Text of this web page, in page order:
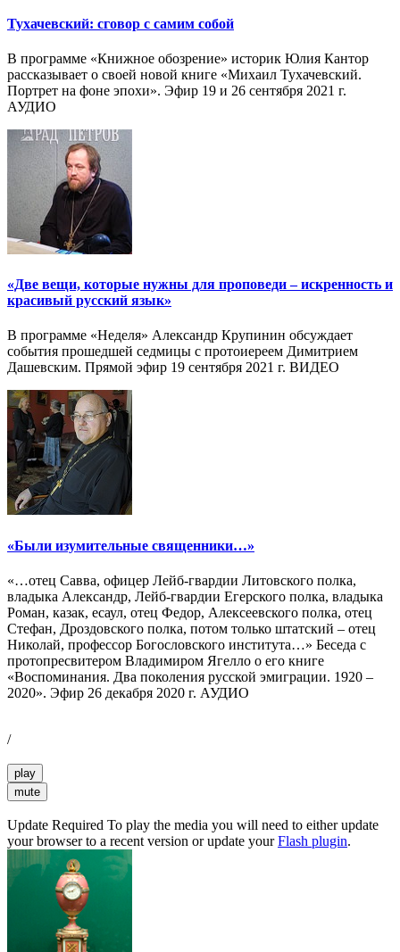
Тухачевский: сговор с самим собой
В программе «Книжное обозрение» историк Юлия Кантор
рассказывает о своей новой книге «Михаил Тухачевский.
Портрет на фоне эпохи». Эфир 19 и 26 сентября 2021 г.
АУДИО
«Две вещи, которые нужны для проповеди – искренность и
красивый русский язык»
В программе «Неделя» Александр Крупинин обсуждает
события прошедшей седмицы с протоиереем Димитрием
Дашевским. Прямой эфир 19 сентября 2021 г. ВИДЕО
«Были изумительные священники…»
«…отец Савва, офицер Лейб-гвардии Литовского полка,
владыка Александр, Лейб-гвардии Егерского полка, владыка
Роман, казак, есаул, отец Федор, Алексеевского полка, отец
Стефан, Дроздовского полка, потом только штатский – отец
Николай, профессор Богословского института…» Беседа с
протопресвитером Владимиром Ягелло о его книге
«Воспоминания. Два поколения русской эмиграции. 1920 –
2020». Эфир 26 декабря 2020 г. АУДИО
/
play
mute
Update Required To play the media you will need to either update
your browser to a recent version or update yourFlash plugin.